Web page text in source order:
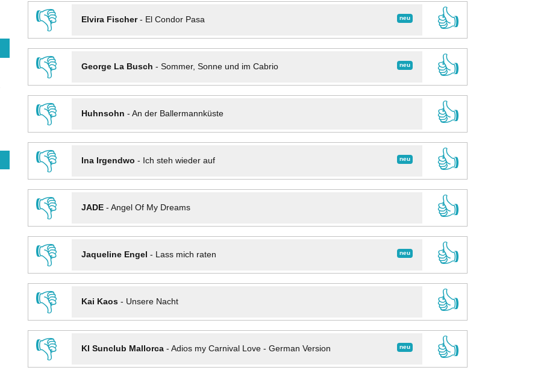
👎
neu
Elvira Fischer- El Condor Pasa
👍
👎
neu
George La Busch - Sommer, Sonne und im Cabrio
👍
👎
Huhnsohn - An der Ballermannküste
👍
👎
neu
Ina Irgendwo - Ich steh wieder auf
👍
👎
JADE- Angel Of My Dreams
👍
👎
neu
Jaqueline Engel - Lass mich raten
👍
👎
Kai Kaos- Unsere Nacht
👍
👎
neu
KI Sunclub Mallorca- Adios my Carnival Love - German Version
👍